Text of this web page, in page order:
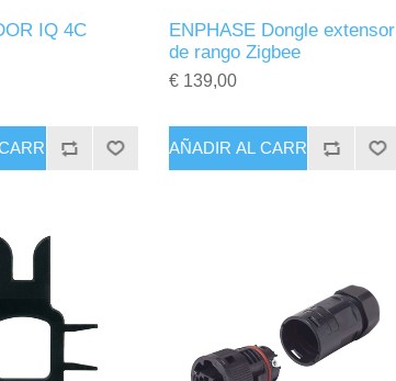
IQ 4C
ENPHASE Dongle extensor
de rango Zigbee
€ 139,00